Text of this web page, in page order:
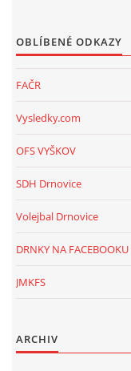
OBLÍBENÉ ODKAZY
FAČR
Vysledky.com
OFS VYŠKOV
SDH Drnovice
Volejbal Drnovice
DRNKY NA FACEBOOKU
JMKFS
ARCHIV